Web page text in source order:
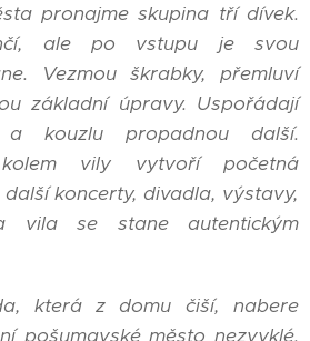
pronajme skupina tří dívek.
ale po vstupu je svou
Vezmou škrabky, přemluví
základní úpravy. Uspořádají
kouzlu propadnou další.
vily vytvoří početná
koncerty, divadla, výstavy,
vila se stane autentickým
která z domu čiší, nabere
pošumavské město nezvyklé.